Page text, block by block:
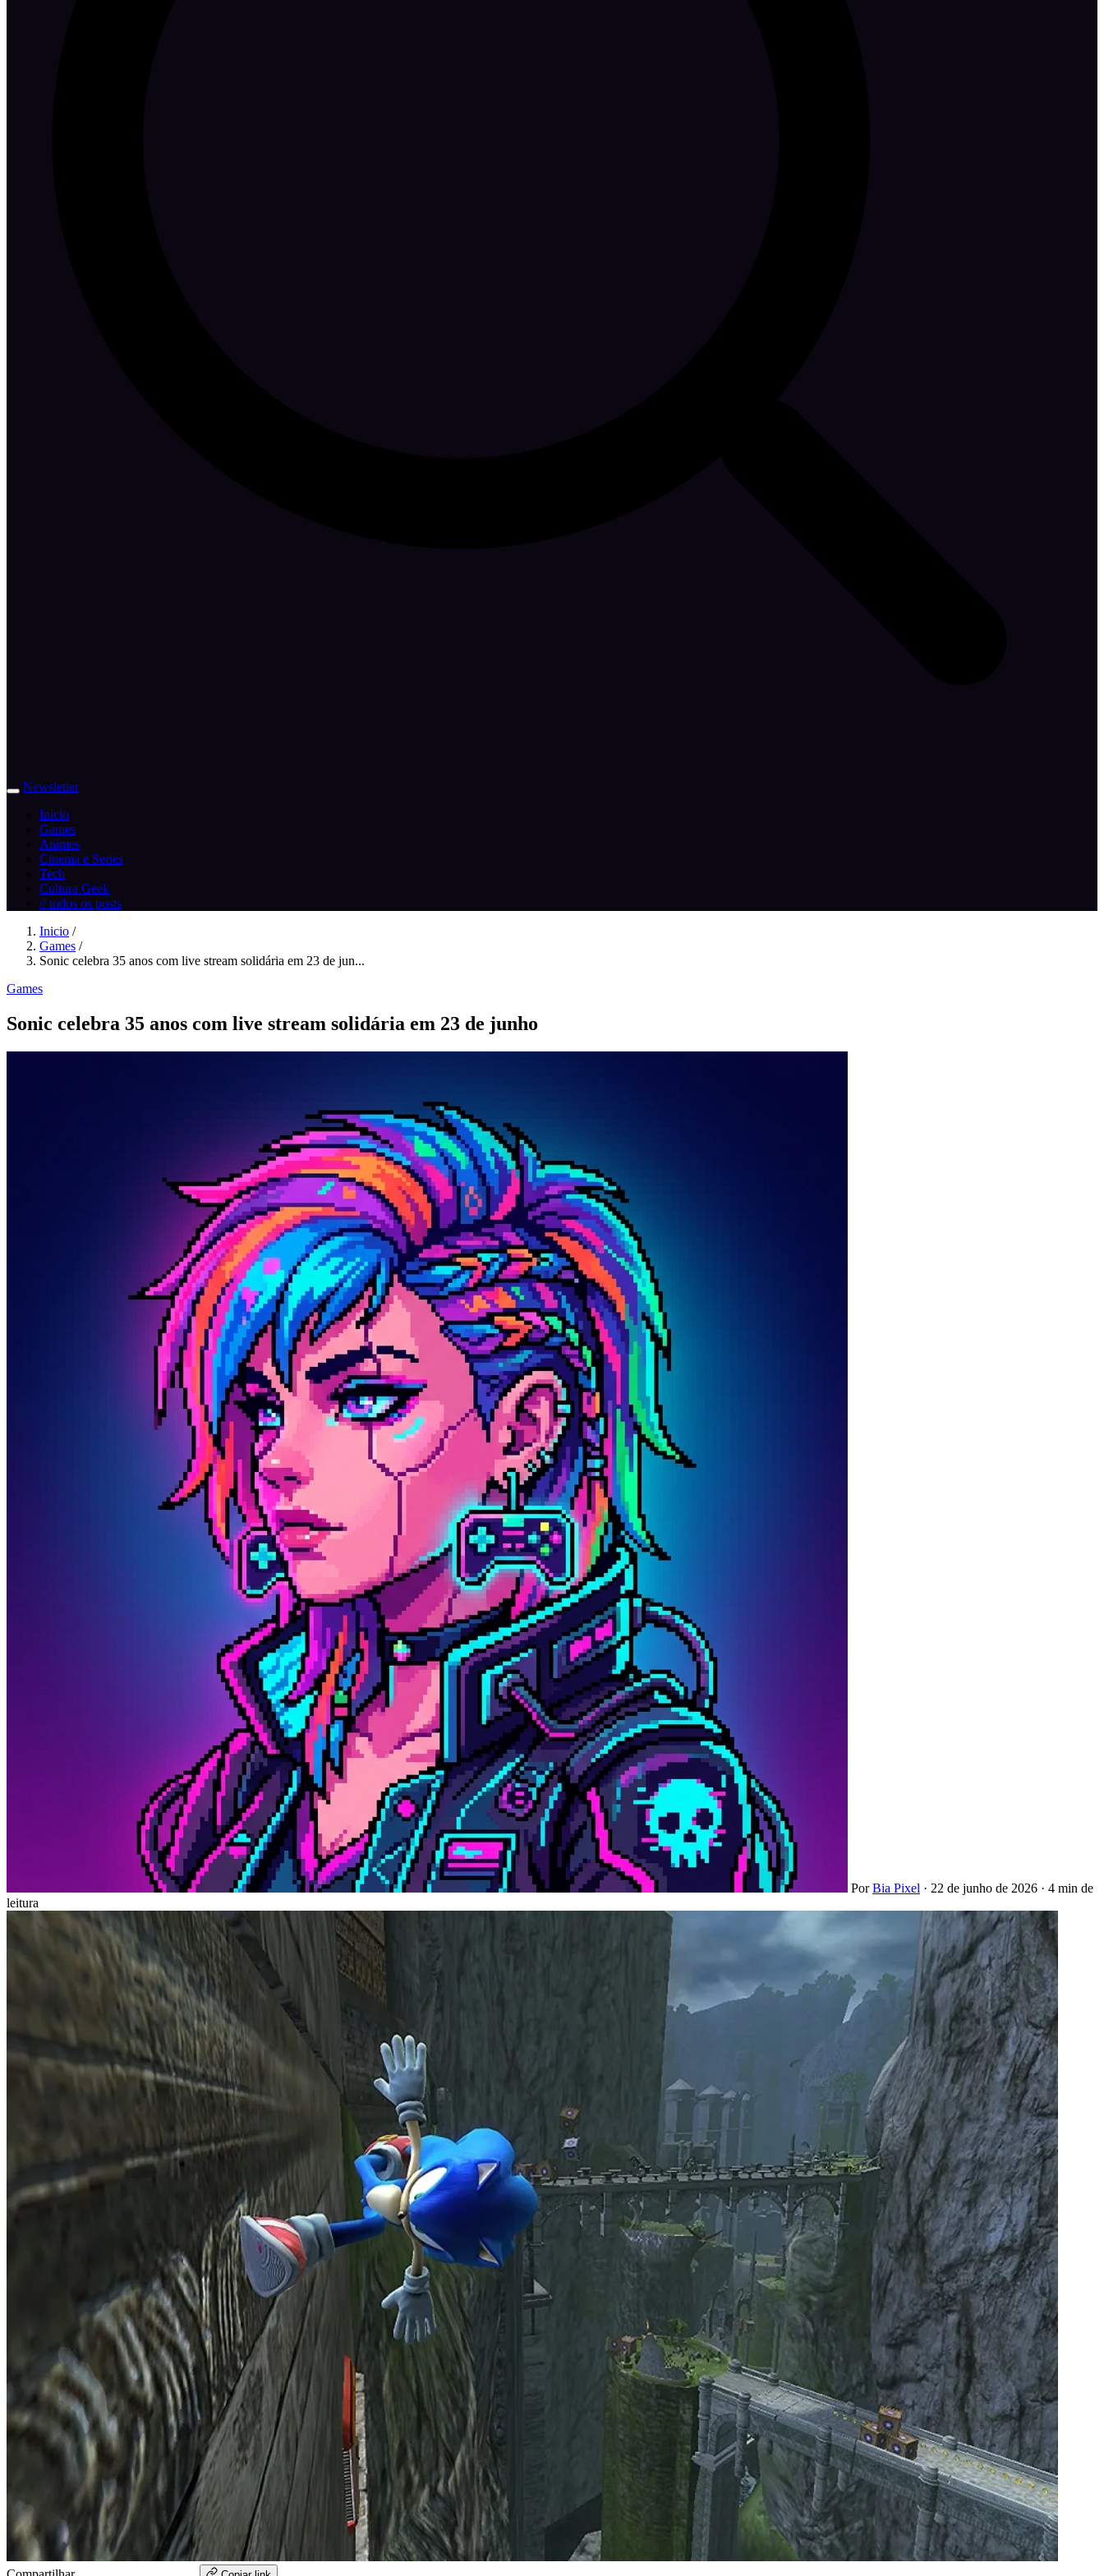
Newsletter
Inicio
Games
Animes
Cinema e Series
Tech
Cultura Geek
// todos os posts
Inicio /
Games /
Sonic celebra 35 anos com live stream solidária em 23 de jun...
Games
Sonic celebra 35 anos com live stream solidária em 23 de junho
PorBia Pixel · 22 de junho de 2026 · 4 min de
leitura